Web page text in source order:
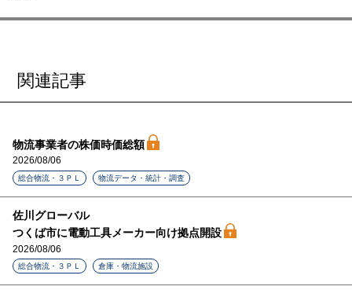
関連記事
物流事業者の株価時価総額
2026/08/06
総合物流・３ＰＬ 物流データ・統計・調査
佐川グローバル
つくば市に電動工具メーカー向け拠点開設
2026/08/06
総合物流・３ＰＬ 倉庫・物流施設